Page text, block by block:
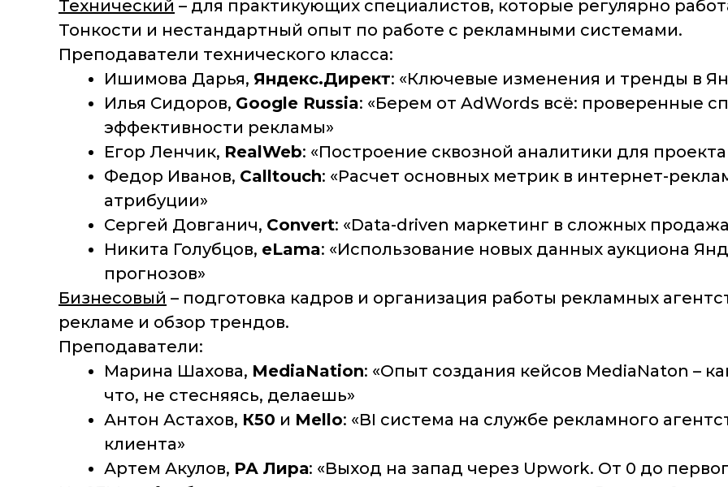
Технический – для практикующих специалистов, которые регулярно
Тонкости и нестандартный опыт по работе с рекламными системами.
Преподаватели технического класса:
Ишимова Дарья, Яндекс.Директ: «Ключевые изменения и тренды в
Илья Сидоров, Google Russia: «Берем от AdWords всё: проверенные
эффективности рекламы»
Егор Ленчик, RealWeb: «Построение сквозной аналитики для
Федор Иванов, Calltouch: «Расчет основных метрик в интернет-
атрибуции»
Сергей Довганич, Convert: «Data-driven маркетинг в сложных
Никита Голубцов, eLama: «Использование новых данных аукциона
прогнозов»
Бизнесовый – подготовка кадров и организация работы рекламных
рекламе и обзор трендов.
Преподаватели:
Марина Шахова, MediaNation: «Опыт создания кейсов MediaNaton –
что, не стесняясь, делаешь»
Антон Астахов, К50 и Mello: «BI система на службе рекламного
клиента»
Артем Акулов, РА Лира: «Выход на запад через Upwork. От 0 до